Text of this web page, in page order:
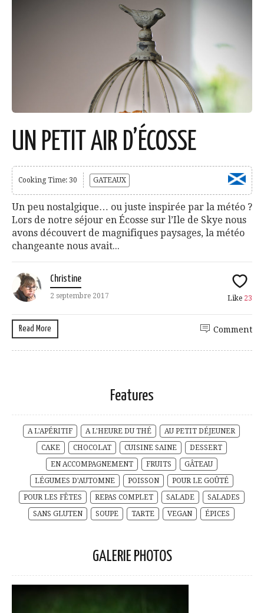
UN PETIT AIR D’ÉCOSSE
Cooking Time: 30 GATEAUX
Un peu nostalgique… ou juste inspirée par la météo ?
Lors de notre séjour en Écosse sur l’Ile de Skye nous
avons découvert de magnifiques paysages, la météo
changeante nous avait...
Christine
2 septembre 2017 Like 23
Read More Comment
Features
A L'APÉRITIF A L'HEURE DU THÉ
AU PETIT DÉJEUNER
CAKE
CHOCOLAT CUISINE SAINE
DESSERT
EN ACCOMPAGNEMENT
FRUITS
GÂTEAU
LÉGUMES D'AUTOMNE
POISSON
POUR LE GOÛTÉ
POUR LES FÊTES
REPAS COMPLET SALADE
SALADES
SANS GLUTEN
SOUPE TARTE VEGAN ÉPICES
GALERIE PHOTOS